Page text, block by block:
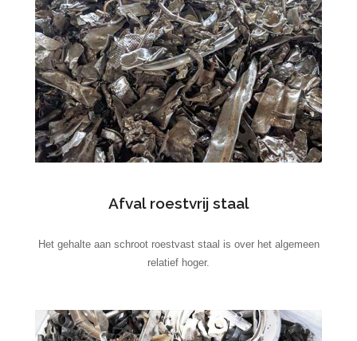
Afval roestvrij staal
Het gehalte aan schroot roestvast staal is over het algemeen
relatief hoger.